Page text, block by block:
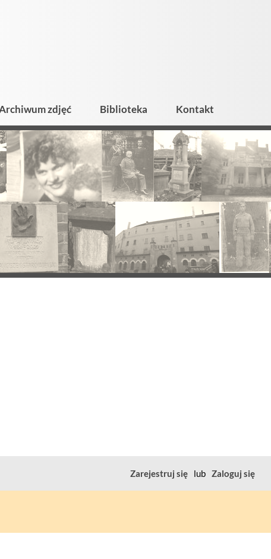
zdjęć Biblioteka Kontakt
Zarejestruj się lub Zaloguj się